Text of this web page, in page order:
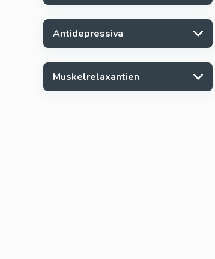
Antidepressiva
Muskelrelaxantien